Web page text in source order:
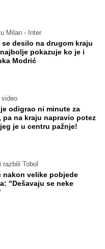
Milan - Inter
se desilo na drugom kraju
pokazuje ko je i
Modrić
video
odigrao ni minute za
pa na kraju napravio potez
je u centru pažnje!
razbili Tobol
nakon velike pobjede
"Dešavaju se neke